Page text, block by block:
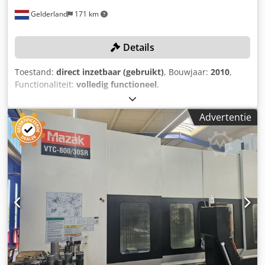
Gelderland 171 km
Details
Toestand: direct inzetbaar (gebruikt), Bouwjaar: 2010,
Functionaliteit: volledig functioneel,
216327
X-as:1.660 mm, verplaatsing Y-as:510 mm,
verplaatsingsafstand Z-as:
510 mm , controller model:
Mazatrol 640M, spilsnelheid (max.):12.000 rpm
TECHNISCHE DETAILS Aantal assen: 3 Verplaatsing X-as:
1.660 mm Verplaatsing Y-as: 510 mm Verplaatsing Z-as:
510 mm Tafellengte: 2.000 mm Tafelbreedte: 510 mm
Gereedschaphouder: ISO40 Max. spindelsnelheid: 12.000
omw/min MACHINE DETAILS Besturing: Mazatrol 640M
Bedrijfsuren volgens bediening: 40.843 u AFMETINGEN &
GEWICHT Afmetingen (L x B x H): 5.120 x 3.000 x 2.800 mm
Leeggewicht: 8.250 kg UITRUSTING Codpfxjzdf Dhe Ag Ajha
Spaanafvoersysteem Gereedschapsmagazijn met 30
posities Gereedschappen inbegrepen
Advertentie